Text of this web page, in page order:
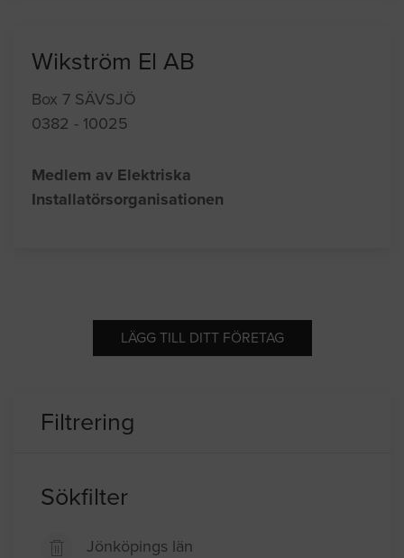
Wikström El AB
Box 7 SÄVSJÖ
0382 - 10025
Medlem av Elektriska
Installatörsorganisationen
LÄGG TILL DITT FÖRETAG
Filtrering
Sökfilter
Jönköpings län